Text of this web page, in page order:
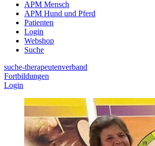
APM Mensch
APM Hund und Pferd
Patienten
Login
Webshop
Suche
suche-therapeutenverband
Fortbildungen
Login